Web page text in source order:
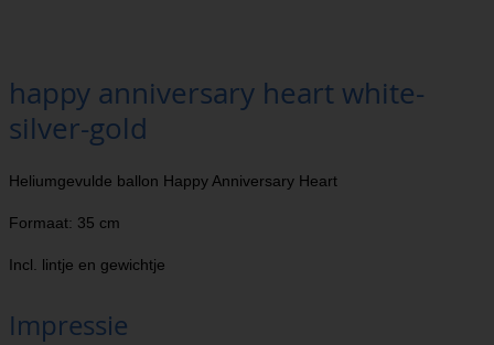
happy anniversary heart white-
silver-gold
Heliumgevulde ballon Happy Anniversary Heart
Formaat: 35 cm
Incl. lintje en gewichtje
Impressie